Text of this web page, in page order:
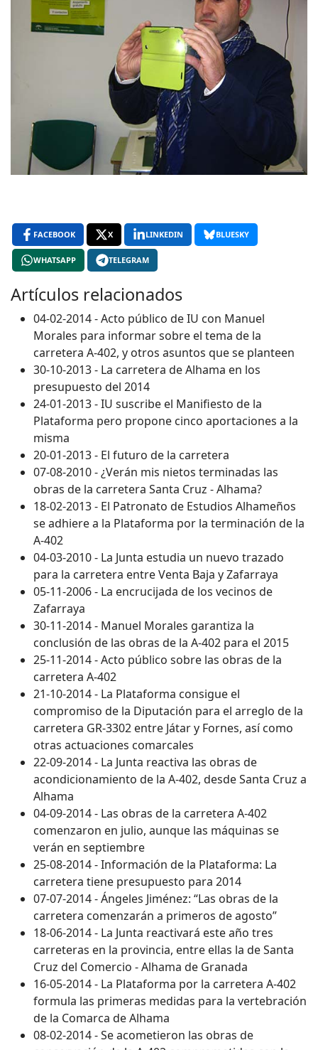
FACEBOOK X LINKEDIN BLUESKY
WHATSAPP TELEGRAM
Artículos relacionados
04-02-2014 - Acto público de IU con Manuel
Morales para informar sobre el tema de la
carretera A-402, y otros asuntos que se planteen
30-10-2013 - La carretera de Alhama en los
presupuesto del 2014
24-01-2013 - IU suscribe el Manifiesto de la
Plataforma pero propone cinco aportaciones a la
misma
20-01-2013 - El futuro de la carretera
07-08-2010 - ¿Verán mis nietos terminadas las
obras de la carretera Santa Cruz - Alhama?
18-02-2013 - El Patronato de Estudios Alhameños
se adhiere a la Plataforma por la terminación de la
A-402
04-03-2010 - La Junta estudia un nuevo trazado
para la carretera entre Venta Baja y Zafarraya
05-11-2006 - La encrucijada de los vecinos de
Zafarraya
30-11-2014 - Manuel Morales garantiza la
conclusión de las obras de la A-402 para el 2015
25-11-2014 - Acto público sobre las obras de la
carretera A-402
21-10-2014 - La Plataforma consigue el
compromiso de la Diputación para el arreglo de la
carretera GR-3302 entre Játar y Fornes, así como
otras actuaciones comarcales
22-09-2014 - La Junta reactiva las obras de
acondicionamiento de la A-402, desde Santa Cruz a
Alhama
04-09-2014 - Las obras de la carretera A-402
comenzaron en julio, aunque las máquinas se
verán en septiembre
25-08-2014 - Información de la Plataforma: La
carretera tiene presupuesto para 2014
07-07-2014 - Ángeles Jiménez: “Las obras de la
carretera comenzarán a primeros de agosto”
18-06-2014 - La Junta reactivará este año tres
carreteras en la provincia, entre ellas la de Santa
Cruz del Comercio - Alhama de Granada
16-05-2014 - La Plataforma por la carretera A-402
formula las primeras medidas para la vertebración
de la Comarca de Alhama
08-02-2014 - Se acometieron las obras de